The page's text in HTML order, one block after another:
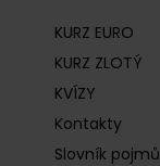
KURZ EURO
KURZ ZLOTÝ
KVÍZY
Kontakty
Slovník pojmů